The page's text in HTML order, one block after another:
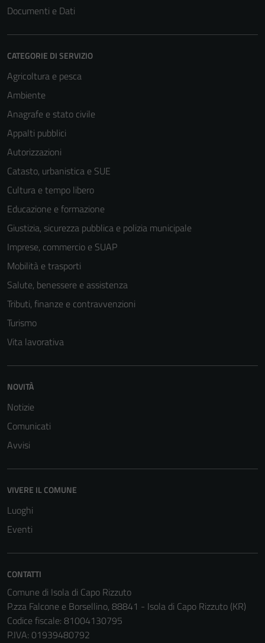
Documenti e Dati
CATEGORIE DI SERVIZIO
Agricoltura e pesca
Ambiente
Anagrafe e stato civile
Appalti pubblici
Autorizzazioni
Catasto, urbanistica e SUE
Cultura e tempo libero
Educazione e formazione
Giustizia, sicurezza pubblica e polizia municipale
Imprese, commercio e SUAP
Mobilità e trasporti
Salute, benessere e assistenza
Tributi, finanze e contravvenzioni
Turismo
Vita lavorativa
NOVITÀ
Notizie
Comunicati
Avvisi
VIVERE IL COMUNE
Luoghi
Eventi
CONTATTI
Comune di Isola di Capo Rizzuto
P.zza Falcone e Borsellino, 88841 - Isola di Capo Rizzuto (KR)
Codice fiscale: 81004130795
P.IVA: 01939480792